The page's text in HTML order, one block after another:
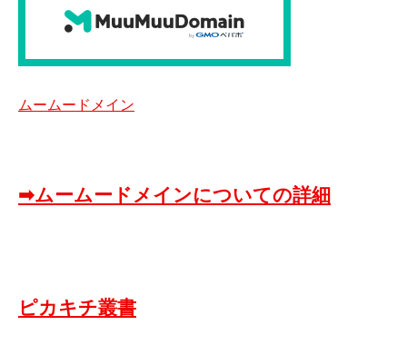
ムームードメイン
➡ムームードメインについての詳細
ピカキチ叢書